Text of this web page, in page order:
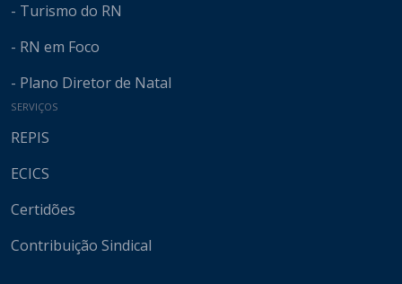
- Turismo do RN
- RN em Foco
- Plano Diretor de Natal
SERVIÇOS
REPIS
ECICS
Certidões
Contribuição Sindical